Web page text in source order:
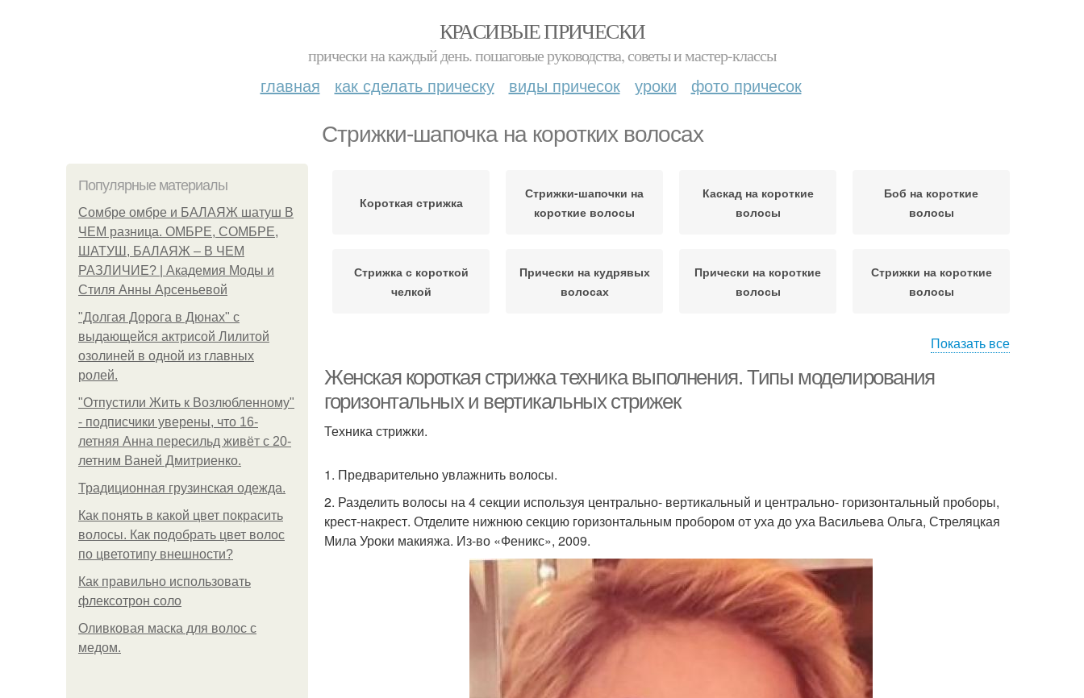
КРАСИВЫЕ ПРИЧЕСКИ
прически на каждый день. пошаговые руководства, советы и мастер-классы
главная как сделать прическу виды причесок уроки фото причесок
Стрижки-шапочка на коротких волосах
Популярные материалы
Сомбре омбре и БАЛАЯЖ шатуш В
ЧЕМ разница. ОМБРЕ, СОМБРЕ,
ШАТУШ, БАЛАЯЖ – В ЧЕМ
РАЗЛИЧИЕ? | Академия Моды и
Стиля Анны Арсеньевой
"Долгая Дорога в Дюнах" с
выдающейся актрисой Лилитой
озолиней в одной из главных
ролей.
"Отпустили Жить к Возлюбленному"
- подписчики уверены, что 16-
летняя Анна пересильд живёт с 20-
летним Ваней Дмитриенко.
Традиционная грузинская одежда.
Как понять в какой цвет покрасить
волосы. Как подобрать цвет волос
по цветотипу внешности?
Как правильно использовать
флексотрон соло
Оливковая маска для волос с
медом.
Короткая стрижка
Стрижки-шапочки на
короткие волосы
Каскад на короткие
волосы
Боб на короткие
волосы
Стрижка с короткой
челкой
Прически на кудрявых
волосах
Прически на короткие
волосы
Стрижки на короткие
волосы
оттяжкой
волосы
Каре на короткие
волосы
Волосы по овалу
Показать все
Женская короткая стрижка техника выполнения. Типы моделирования
горизонтальных и вертикальных стрижек
Техника стрижки.
1. Предварительно увлажнить волосы.
2. Разделить волосы на 4 секции используя центрально- вертикальный и центрально- горизонтальный проборы,
крест-накрест. Отделите нижнюю секцию горизонтальным пробором от уха до уха Васильева Ольга, Стреляцкая
Мила Уроки макияжа. Из-во «Феникс», 2009.